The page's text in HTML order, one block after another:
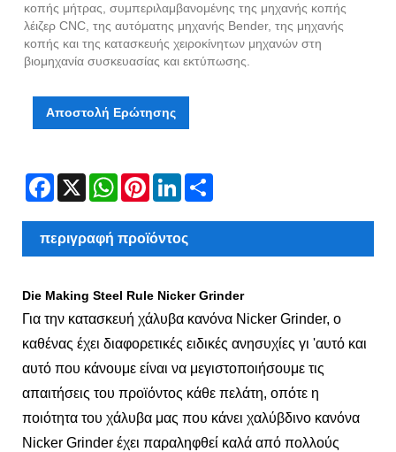
κοπής μήτρας, συμπεριλαμβανομένης της μηχανής κοπής
λέιζερ CNC, της αυτόματης μηχανής Bender, της μηχανής
κοπής και της κατασκευής χειροκίνητων μηχανών στη
βιομηχανία συσκευασίας και εκτύπωσης.
Αποστολή Ερώτησης
Facebook
X WhatsAppPinterestLinkedIn
περιγραφή προϊόντος
Die Making Steel Rule Nicker Grinder
Για την κατασκευή χάλυβα κανόνα Nicker Grinder, ο
καθένας έχει διαφορετικές ειδικές ανησυχίες γι 'αυτό και
αυτό που κάνουμε είναι να μεγιστοποιήσουμε τις
απαιτήσεις του προϊόντος κάθε πελάτη, οπότε η
ποιότητα του χάλυβα μας που κάνει χαλύβδινο κανόνα
Nicker Grinder έχει παραληφθεί καλά από πολλούς